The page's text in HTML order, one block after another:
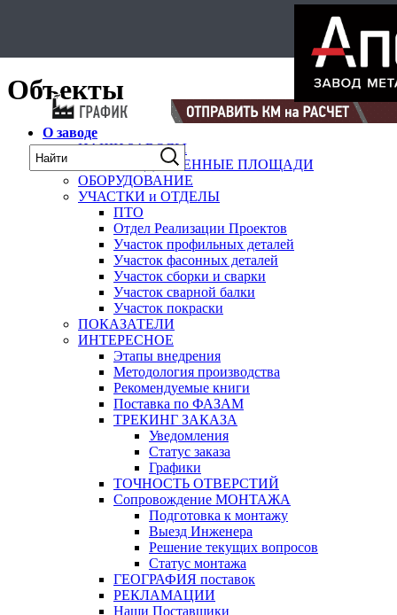
Объекты
О заводе
НАШИ ЗАВОДЫ
ПРОИЗВОДСТВЕННЫЕ ПЛОЩАДИ
ОБОРУДОВАНИЕ
УЧАСТКИ и ОТДЕЛЫ
ПТО
Отдел Реализации Проектов
Участок профильных деталей
Участок фасонных деталей
Участок сборки и сварки
Участок сварной балки
Участок покраски
ПОКАЗАТЕЛИ
ИНТЕРЕСНОЕ
Этапы внедрения
Методология производства
Рекомендуемые книги
Поставка по ФАЗАМ
ТРЕКИНГ ЗАКАЗА
Уведомления
Статус заказа
Графики
ТОЧНОСТЬ ОТВЕРСТИЙ
Сопровождение МОНТАЖА
Подготовка к монтажу
Выезд Инженера
Решение текущих вопросов
Статус монтажа
ГЕОГРАФИЯ поставок
РЕКЛАМАЦИИ
Наши Поставщики